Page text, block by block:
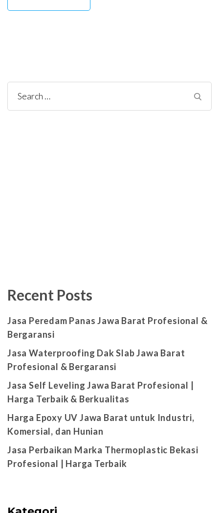
Search
for:
Recent Posts
Jasa Peredam Panas Jawa Barat Profesional &
Bergaransi
Jasa Waterproofing Dak Slab Jawa Barat
Profesional & Bergaransi
Jasa Self Leveling Jawa Barat Profesional |
Harga Terbaik & Berkualitas
Harga Epoxy UV Jawa Barat untuk Industri,
Komersial, dan Hunian
Jasa Perbaikan Marka Thermoplastic Bekasi
Profesional | Harga Terbaik